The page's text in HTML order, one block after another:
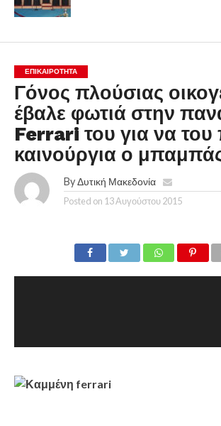
ΕΠΙΚΑΙΡΟΤΗΤΑ
Γόνος πλούσιας
έβαλε φωτιά στην
Ferrari του για να του
καινούργια ο
By Δυτική Μακεδονία
Posted on 13 Αυγούστου 2015